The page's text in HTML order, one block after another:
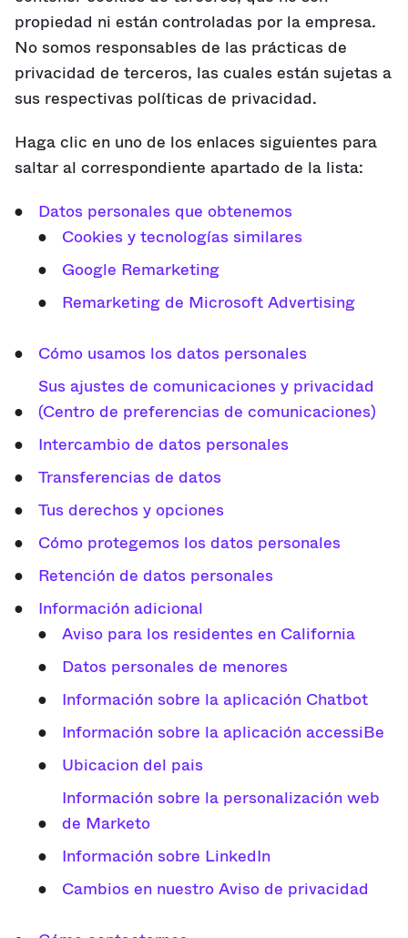
propiedad ni están controladas por la empresa.
No somos responsables de las prácticas de
privacidad de terceros, las cuales están sujetas a
sus respectivas políticas de privacidad.
Haga clic en uno de los enlaces siguientes para
saltar al correspondiente apartado de la lista:
Datos personales que obtenemos
Cookies y tecnologías similares
Google Remarketing
Remarketing de Microsoft Advertising
Cómo usamos los datos personales
Sus ajustes de comunicaciones y privacidad
(Centro de preferencias de comunicaciones)
Intercambio de datos personales
Transferencias de datos
Tus derechos y opciones
Cómo protegemos los datos personales
Retención de datos personales
Información adicional
Aviso para los residentes en California
Datos personales de menores
Información sobre la aplicación Chatbot
Información sobre la aplicación accessiBe
Ubicacion del pais
Información sobre la personalización web
de Marketo
Información sobre LinkedIn
Cambios en nuestro Aviso de privacidad